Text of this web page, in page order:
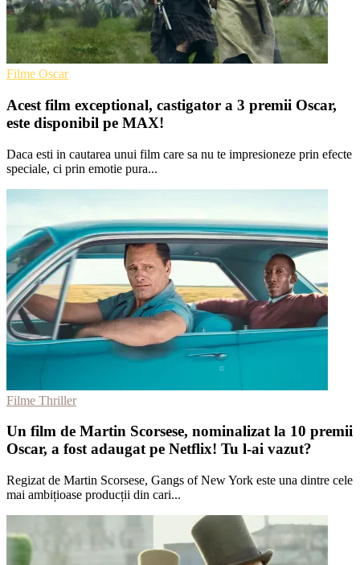
Filme Oscar
Acest film exceptional, castigator a 3 premii Oscar,
este disponibil pe MAX!
Daca esti in cautarea unui film care sa nu te impresioneze prin efecte
speciale, ci prin emotie pura...
Filme Thriller
Un film de Martin Scorsese, nominalizat la 10 premii
Oscar, a fost adaugat pe Netflix! Tu l-ai vazut?
Regizat de Martin Scorsese, Gangs of New York este una dintre cele
mai ambițioase producții din cari...